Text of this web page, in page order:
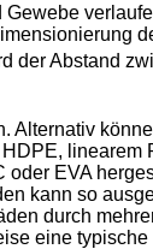
Abstand
EVA
kann so
durch
eine